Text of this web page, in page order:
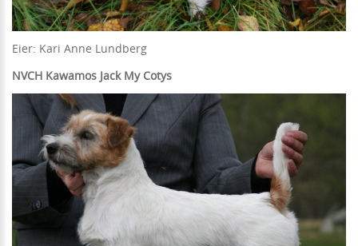
Eier: Kari Anne Lundberg
NVCH Kawamos Jack My Cotys